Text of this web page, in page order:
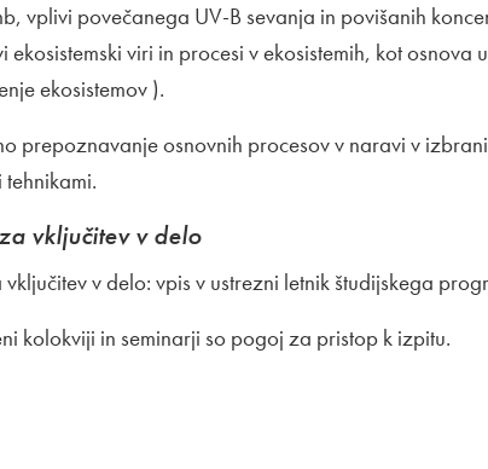
vplivi povečanega UV-B sevanja in povišanih
ekosistemski viri in procesi v ekosistemih, kot
ekosistemov ).
prepoznavanje osnovnih procesov v naravi v
tehnikami.
vključitev v delo
v delo: vpis v ustrezni letnik študijskega
kolokviji in seminarji so pogoj za pristop k izpitu.